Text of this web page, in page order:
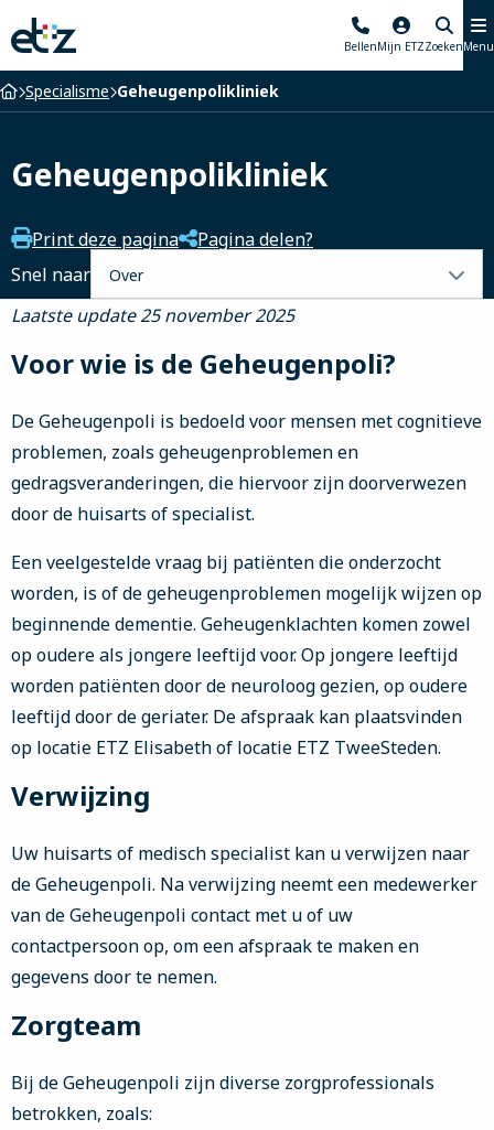
Elisabeth-
TweeSteden
Ziekenhuis
BellenMijn ETZZoekenMenu
Home
Specialisme Geheugenpolikliniek
Geheugenpolikliniek
Print deze pagina
Pagina delen?
Snel naar
tabblad
Laatste update 25 november 2025
Voor wie is de Geheugenpoli?
De Geheugenpoli is bedoeld voor mensen met cognitieve
problemen, zoals geheugenproblemen en
gedragsveranderingen, die hiervoor zijn doorverwezen
door de huisarts of specialist.
Een veelgestelde vraag bij patiënten die onderzocht
worden, is of de geheugenproblemen mogelijk wijzen op
beginnende dementie. Geheugenklachten komen zowel
op oudere als jongere leeftijd voor. Op jongere leeftijd
worden patiënten door de neuroloog gezien, op oudere
leeftijd door de geriater. De afspraak kan plaatsvinden
op locatie ETZ Elisabeth of locatie ETZ TweeSteden.
Verwijzing
Uw huisarts of medisch specialist kan u verwijzen naar
de Geheugenpoli. Na verwijzing neemt een medewerker
van de Geheugenpoli contact met u of uw
contactpersoon op, om een afspraak te maken en
gegevens door te nemen.
Zorgteam
Bij de Geheugenpoli zijn diverse zorgprofessionals
betrokken, zoals: